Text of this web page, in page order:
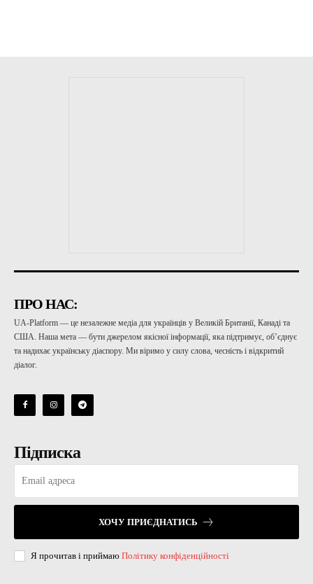
ПРО НАС:
UA-Platform — це незалежне медіа для українців у Великій Британії, Канаді та
США. Наша мета — бути джерелом якісної інформації, яка підтримує, об’єднує
та надихає українську діаспору. Ми віримо у силу слова, чесність і відкритий
діалог.
Підписка
ХОЧУ ПРИЄДНАТИСЬ
Я прочитав і приймаю Політику конфіденційності